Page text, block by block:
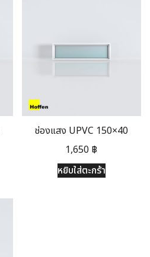
ช่องแสง UPVC 150×40
1,650 ฿
หยิบใส่ตะกร้า